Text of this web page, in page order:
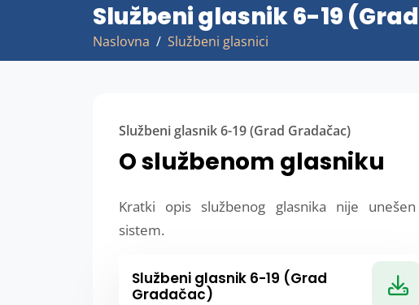
Službeni glasnik 6-19
Naslovna Službeni glasnici
Službeni glasnik 6-19 (Grad Gradačac)
O službenom glasniku
Kratki opis službenog glasnika nije
sistem.
Službeni glasnik 6-19 (Grad
Gradačac)